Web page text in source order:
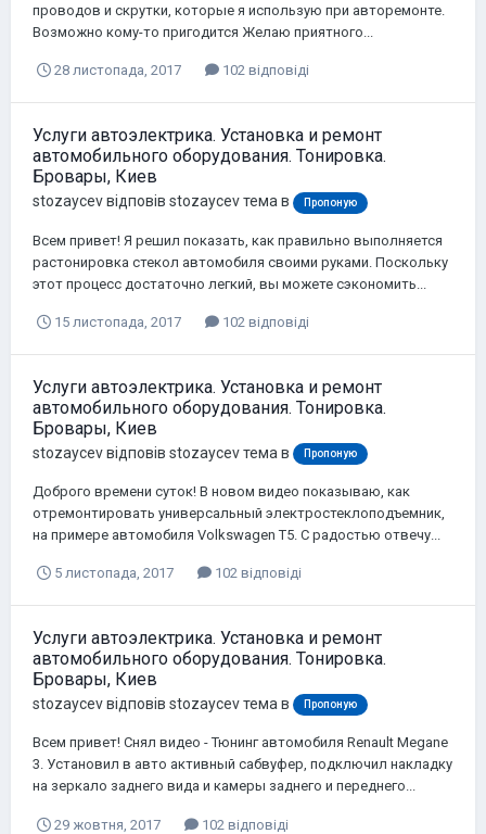
проводов и скрутки, которые я использую при авторемонте.
Возможно кому-то пригодится Желаю приятного...
28 листопада, 2017 102 відповіді
Услуги автоэлектрика. Установка и ремонт
автомобильного оборудования. Тонировка.
Бровары, Киев
stozaycevвідповів stozaycevтема в Пропоную
Всем привет! Я решил показать, как правильно выполняется
растонировка стекол автомобиля своими руками. Поскольку
этот процесс достаточно легкий, вы можете сэкономить...
15 листопада, 2017 102 відповіді
Услуги автоэлектрика. Установка и ремонт
автомобильного оборудования. Тонировка.
Бровары, Киев
stozaycevвідповів stozaycevтема в Пропоную
Доброго времени суток! В новом видео показываю, как
отремонтировать универсальный электростеклоподъемник,
на примере автомобиля Volkswagen T5. С радостью отвечу...
5 листопада, 2017 102 відповіді
Услуги автоэлектрика. Установка и ремонт
автомобильного оборудования. Тонировка.
Бровары, Киев
stozaycevвідповів stozaycevтема в Пропоную
Всем привет! Снял видео - Тюнинг автомобиля Renault Megane
3. Установил в авто активный сабвуфер, подключил накладку
на зеркало заднего вида и камеры заднего и переднего...
29 жовтня, 2017 102 відповіді